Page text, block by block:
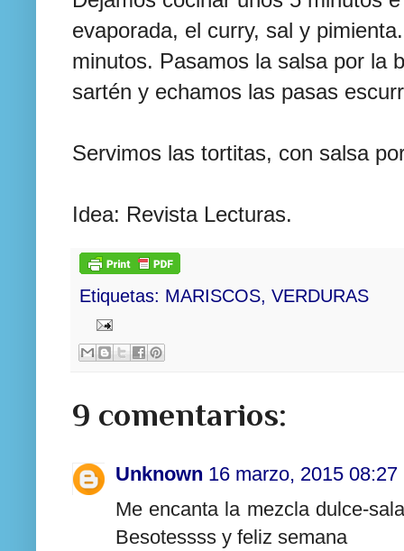
evaporada, el curry, sal y
minutos. Pasamos la salsa por la
sartén y echamos las pasas
Servimos las tortitas, con salsa
Idea: Revista Lecturas.
Etiquetas: MARISCOS, VERDURAS
9 comentarios:
Unknown 16 marzo, 2015 08:27
Me encanta la mezcla dulce-
Besotessss y feliz semana